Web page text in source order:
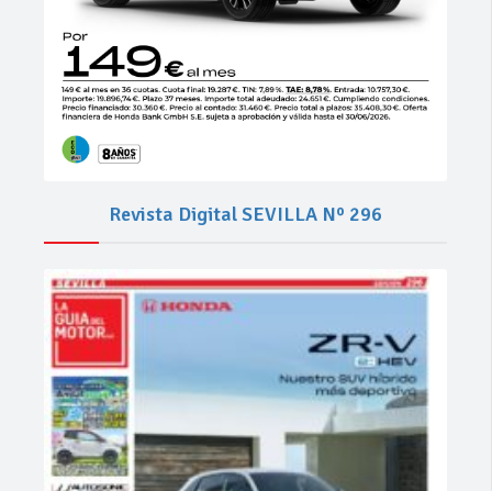
Revista Digital SEVILLA Nº 296